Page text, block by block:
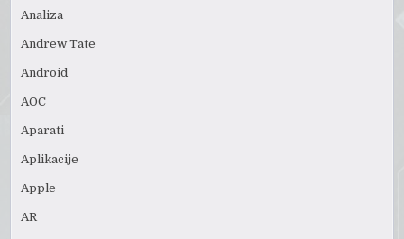
Analiza
Andrew Tate
Android
AOC
Aparati
Aplikacije
Apple
AR